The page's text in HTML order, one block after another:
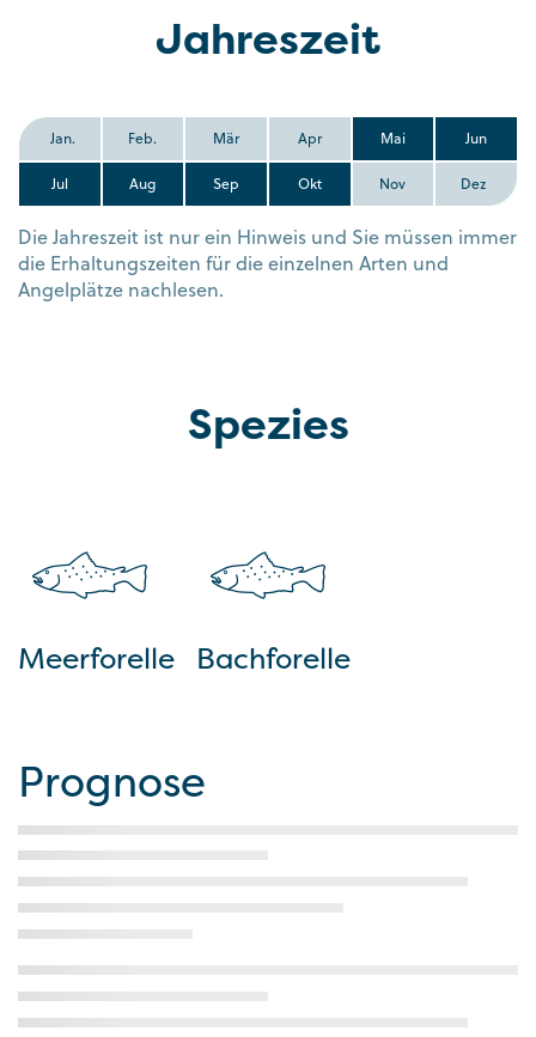
Jahreszeit
Jan. Feb. Mär Apr Mai Jun
Jul Aug Sep Okt Nov Dez
Die Jahreszeit ist nur ein Hinweis und Sie müssen immer
die Erhaltungszeiten für die einzelnen Arten und
Angelplätze nachlesen.
Spezies
Meerforelle Bachforelle
Prognose